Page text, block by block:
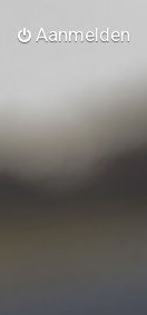
Aanmelden